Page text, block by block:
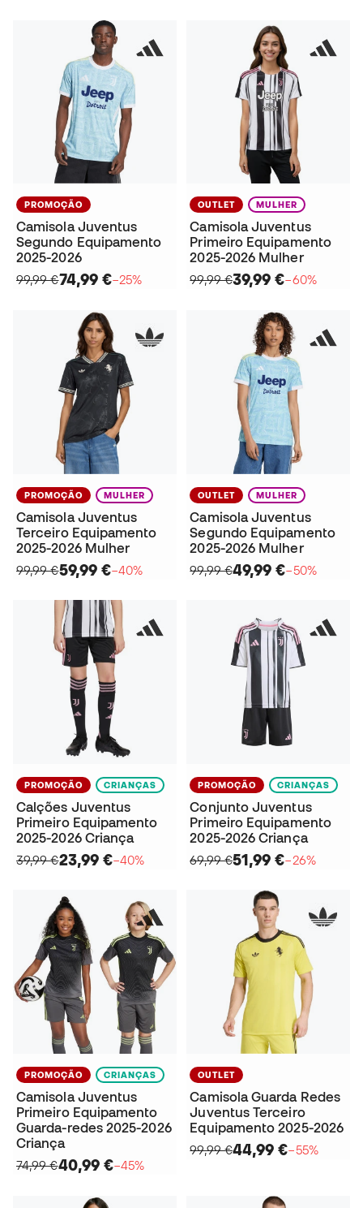
PROMOÇÃO
Camisola Juventus
Segundo Equipamento
2025-2026
99,99 €74,99 €−25%
OUTLET MULHER
Camisola Juventus
Primeiro Equipamento
2025-2026 Mulher
99,99 €39,99 €−60%
PROMOÇÃO MULHER
Camisola Juventus
Terceiro Equipamento
2025-2026 Mulher
99,99 €59,99 €−40%
OUTLET MULHER
Camisola Juventus
Segundo Equipamento
2025-2026 Mulher
99,99 €49,99 €−50%
PROMOÇÃO CRIANÇAS
Calções Juventus
Primeiro Equipamento
2025-2026 Criança
39,99 €23,99 €−40%
PROMOÇÃO CRIANÇAS
Conjunto Juventus
Primeiro Equipamento
2025-2026 Criança
69,99 €51,99 €−26%
PROMOÇÃO CRIANÇAS
Camisola Juventus
Primeiro Equipamento
Guarda-redes 2025-2026
Criança
74,99 €40,99 €−45%
OUTLET
Camisola Guarda Redes
Juventus Terceiro
Equipamento 2025-2026
99,99 €44,99 €−55%